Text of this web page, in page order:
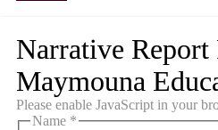
Narrative Report
Maymouna
Please enable JavaScript in your
Name *